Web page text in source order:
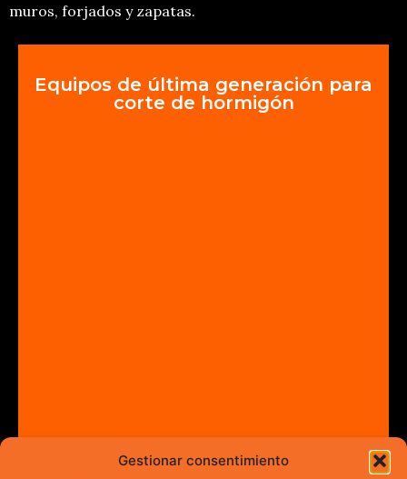
Gestionar consentimiento
muros, forjados y zapatas.
Equipos de última generación para
corte de hormigón